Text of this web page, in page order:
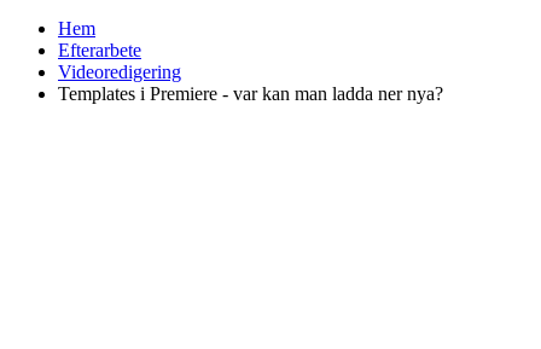
Hem
Efterarbete
Videoredigering
Templates i Premiere - var kan man ladda ner nya?